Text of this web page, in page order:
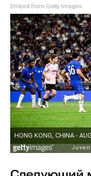
Embed from Getty Images